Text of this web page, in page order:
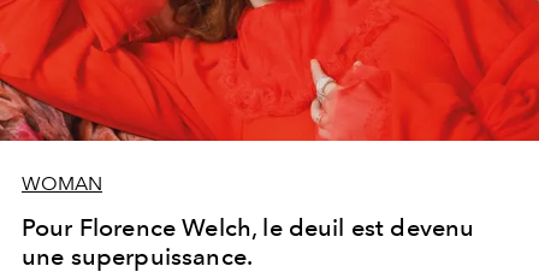
WOMAN
Pour Florence Welch, le deuil est devenu
une superpuissance.